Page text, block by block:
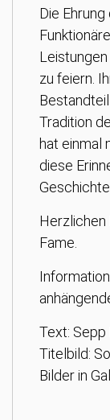
Die
zu feiern.
Tradition
hat einmal
diese
Herzlichen
Fame.
Text: Sepp
Titelbild:
Bilder in